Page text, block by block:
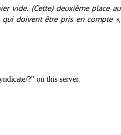
vide. (Cette) deuxième place au
doivent être pris en compte »,